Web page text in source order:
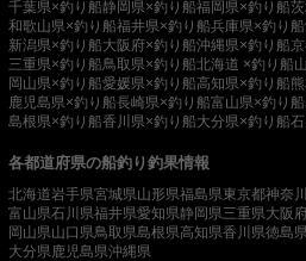
千葉県×釣り船静岡県×釣り船福岡県×釣り船
和歌山県×釣り船福井県×釣り船兵庫県×釣り船
新潟県×釣り船大阪府×釣り船沖縄県×釣り船
三重県×釣り船鳥取県×釣り船北海道 ×釣り船
岡山県×釣り船愛媛県×釣り船高知県×釣り船
鹿児島県×釣り船長崎県×釣り船富山県×釣り船
島根県×釣り船香川県×釣り船大分県×釣り船
各都道府県の船釣り釣果情報
北海道岩手県宮城県山形県福島県東京都神奈
富山県石川県福井県愛知県静岡県三重県大阪
岡山県山口県鳥取県島根県高知県香川県徳島県
大分県 鹿児島県沖縄県